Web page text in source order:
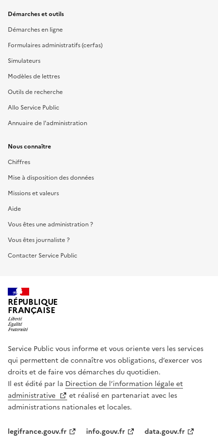
Démarches et outils
Démarches en ligne
Formulaires administratifs (cerfas)
Simulateurs
Modèles de lettres
Outils de recherche
Allo Service Public
Annuaire de l'administration
Nous connaître
Chiffres
Mise à disposition des données
Missions et valeurs
Aide
Vous êtes une administration ?
Vous êtes journaliste ?
Contacter Service Public
RÉPUBLIQUE
FRANÇAISE
Service Public vous informe et vous oriente vers les services
qui permettent de connaître vos obligations, d’exercer vos
droits et de faire vos démarches du quotidien.
Il est édité par la Direction de l’information légale et
administrative
et réalisé en partenariat avec les
administrations nationales et locales.
legifrance.gouv.fr info.gouv.fr data.gouv.fr